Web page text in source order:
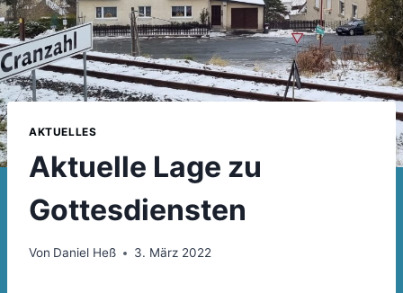
AKTUELLES
Aktuelle Lage zu
Gottesdiensten
Von Daniel Heß 3. März 2022